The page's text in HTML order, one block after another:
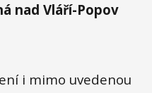
nad Vláří-Popov
i mimo uvedenou